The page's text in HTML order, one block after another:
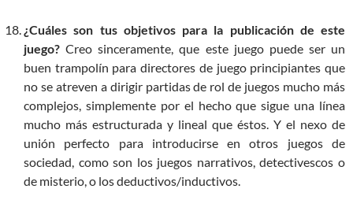
¿Cuáles son tus objetivos para la publicación de este
juego? Creo sinceramente, que este juego puede ser un
buen trampolín para directores de juego principiantes que
no se atreven a dirigir partidas de rol de juegos mucho más
complejos, simplemente por el hecho que sigue una línea
mucho más estructurada y lineal que éstos. Y el nexo de
unión perfecto para introducirse en otros juegos de
sociedad, como son los juegos narrativos, detectivescos o
de misterio, o los deductivos/inductivos.